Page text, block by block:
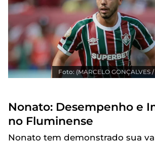
Foto: (MARCELO GONÇALVES
Nonato: Desempenho e
no Fluminense
Nonato tem demonstrado sua